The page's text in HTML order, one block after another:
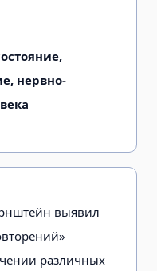
нервно-
выявил
различных